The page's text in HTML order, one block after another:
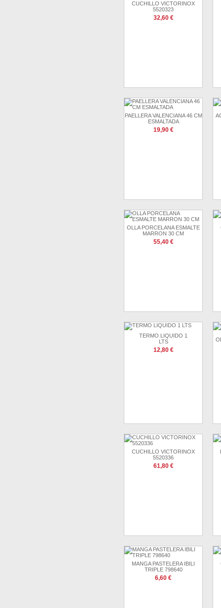
CUCHILLO VICTORINOX
5520323
32,60 €
PAELLERA VALENCIANA 46 CM
ESMALTADA
19,90 €
OLLA PORCELANA ESMALTE
MARRON 30 CM
55,40 €
TERMO LIQUIDO 1
LTS
12,80 €
CUCHILLO VICTORINOX
5520336
61,80 €
MANGA PASTELERA IBILI
TRIPLE 798640
6,60 €